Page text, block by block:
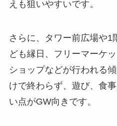
えも狙いやすいです。
さらに、タワー前広場や1
ども縁日、フリーマーケ
ショップなどが行われる
けで終わらず、遊び、食
い点がGW向きです。